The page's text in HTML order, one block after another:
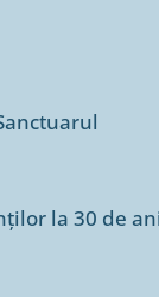
la 30 de